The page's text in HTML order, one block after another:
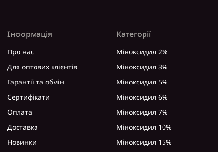
Інформація
Про нас
Для оптових клієнтів
Гарантії та обмін
Сертифікати
Оплата
Доставка
Новинки
Категорії
Міноксидил 2%
Міноксидил 3%
Міноксидил 5%
Міноксидил 6%
Міноксидил 7%
Міноксидил 10%
Міноксидил 15%